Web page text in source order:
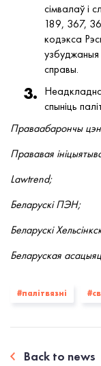
сімвалаў і
189, 367,
кодэкса
справы.
Неадкладна
спыніць
Праваабарончы
Прававая
Lawtrend;
Беларускі ПЭН;
Беларускі
Беларуская
#палiтвязнi
Back to news